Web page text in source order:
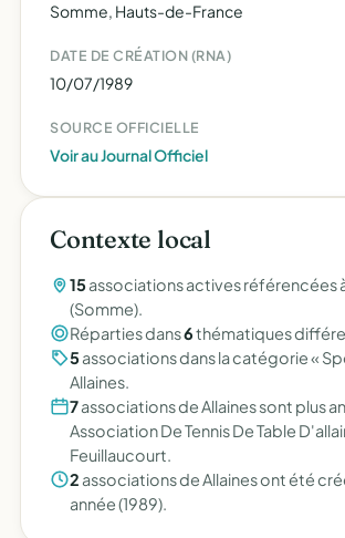
Somme, Hauts-de-France
DATE DE CRÉATION (RNA)
10/07/1989
SOURCE OFFICIELLE
Voir au Journal Officiel
Contexte local
15associations actives référencées
(Somme).
Réparties dans6thématiques
5associations dans la catégorie «
Allaines.
7associations de Allaines sont plus
Association De Tennis De Table
Feuillaucourt.
2 associations de Allaines ont été
année (1989).